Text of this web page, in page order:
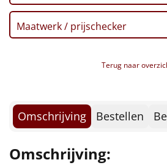
Wake up light
NIEUW
Borrelplank
NIEUW
Noodradio NIEUW
Deken (fleece plaid)
Maatwerk / prijschecker
Terug naar
Omschrijving Bestellen
Omschrijving: